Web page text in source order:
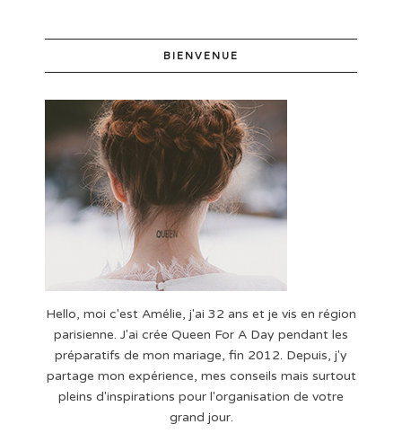
BIENVENUE
Hello, moi c'est Amélie, j'ai 32 ans et je vis en région
parisienne. J'ai crée Queen For A Day pendant les
préparatifs de mon mariage, fin 2012. Depuis, j'y
partage mon expérience, mes conseils mais surtout
pleins d'inspirations pour l'organisation de votre
grand jour.